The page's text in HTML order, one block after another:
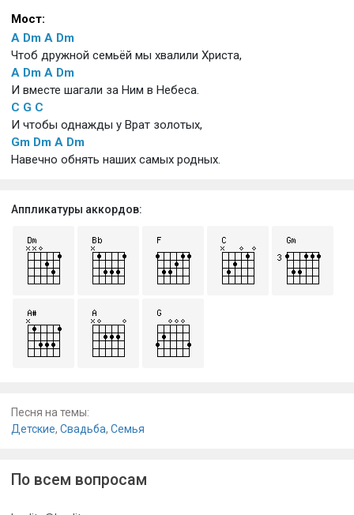
Мост:
A Dm A Dm
Чтоб дружной семьёй мы хвалили Христа,
A Dm A Dm
И вместе шагали за Ним в Небеса.
C G C
И чтобы однажды у Врат золотых,
Gm Dm A Dm
Навечно обнять наших самых родных.
Аппликатуры аккордов:
Песня на темы:
Детские, Свадьба, Семья
По всем вопросам